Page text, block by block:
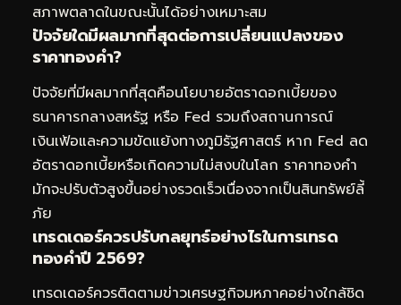
สภาพตลาดในขณะนั้นได้อย่างเหมาะสม
ปัจจัยใดมีผลมากที่สุดต่อการเปลี่ยนแปลงของ
ราคาทองคำ?
ปัจจัยที่มีผลมากที่สุดคือนโยบายอัตราดอกเบี้ยของ
ธนาคารกลางสหรัฐ หรือ Fed รวมถึงสถานการณ์
เงินเฟ้อและความขัดแย้งทางภูมิรัฐศาสตร์ หาก Fed ลด
อัตราดอกเบี้ยหรือเกิดความไม่สงบในโลก ราคาทองคำ
มักจะปรับตัวสูงขึ้นอย่างรวดเร็วเนื่องจากเป็นสินทรัพย์ลี้
ภัย
เทรดเดอร์ควรปรับกลยุทธ์อย่างไรในการเทรด
ทองคำปี 2569?
เทรดเดอร์ควรติดตามข่าวเศรษฐกิจมหภาคอย่างใกล้ชิด